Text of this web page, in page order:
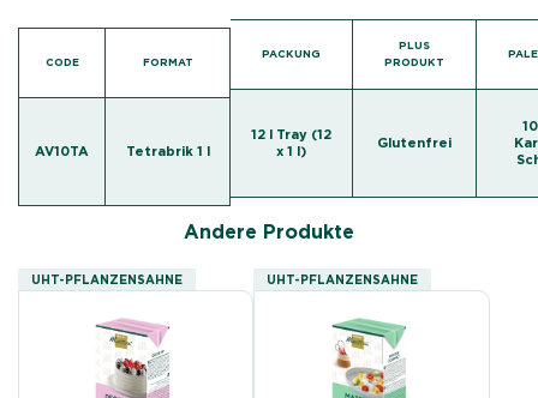
CODE FORMAT
AV10TA Tetrabrik 1 l
PACKUNG
PLUS
PRODUKT
12 l Tray (12
x 1 l)
Glutenfrei
Andere Produkte
UHT-PFLANZENSAHNE UHT-PFLANZENSAHNE